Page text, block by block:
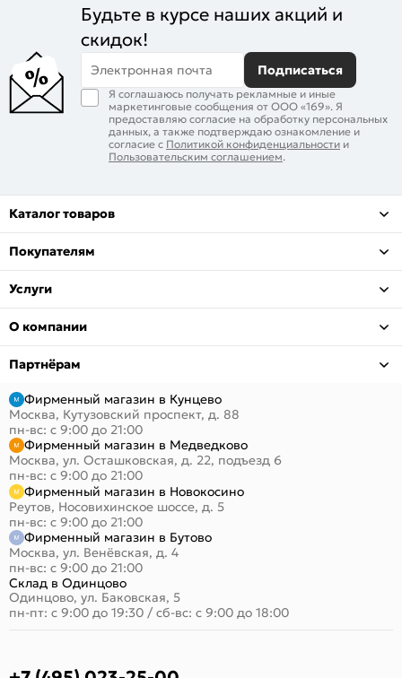
Будьте в курсе наших акций и
скидок!
Электронная почта Подписаться
Я соглашаюсь получать рекламные и иные
маркетинговые сообщения от ООО «169». Я
предоставляю согласие на обработку персональных
данных, а также подтверждаю ознакомление и
согласие с Политикой конфиденциальности и
Пользовательским соглашением.
Каталог товаров
Покупателям
Услуги
О компании
Партнёрам
Фирменный магазин в Кунцево
Москва, Кутузовский проспект, д. 88
пн-вс: с 9:00 до 21:00
Фирменный магазин в Медведково
Москва, ул. Осташковская, д. 22, подъезд 6
пн-вс: с 9:00 до 21:00
Фирменный магазин в Новокосино
Реутов, Носовихинское шоссе, д. 5
пн-вс: с 9:00 до 21:00
Фирменный магазин в Бутово
Москва, ул. Венёвская, д. 4
пн-вс: с 9:00 до 21:00
Склад в Одинцово
Одинцово, ул. Баковская, 5
пн-пт: с 9:00 до 19:30 / сб-вс: с 9:00 до 18:00